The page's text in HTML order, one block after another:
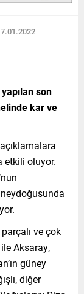
son
kar ve
etkili oluyor.
ve çok
Aksaray,
güney
diğer